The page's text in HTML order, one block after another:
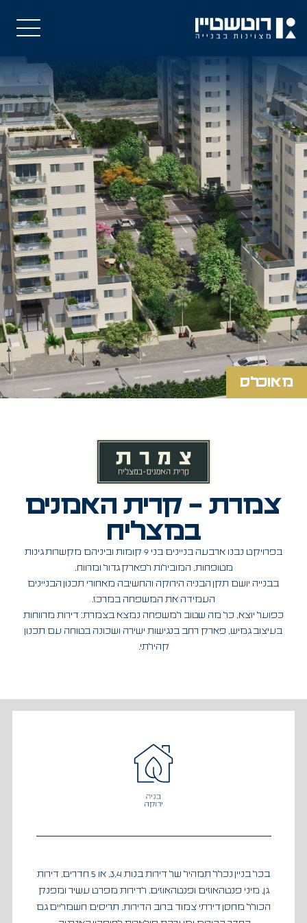
מאוכלס
צמרת – קרית האמנים
במצליח
בפרויקט נבנו ארבעה בניינים בני 9 קומות וביניהם מקשרות גינות
מטופחות, המובילות לפארק גדול ומרווח.
בבנייה יושם תקן הבניה הירוקה והחשיבה מאחורי תכנון הבניינים
העמידה את המשפחה במרכז.
כפועל יוצא, כל מה שטוב למשפחה נמצא בצמרת: דירות מרווחות
בעיצוב גמיש, פארק רחב בנגישות ישירה ושכונה בטוחה עם תכנון
קהילתי.
בכל בניין נכלל תמהיל של דירות בנות 3,4, או 5 חדרים, דירות
גן, מיני פנטהאוזים ופנטהאוזים. לדירות מפרט עשיר ומפנק
הכולל מחסן דירתי צמוד ברוב הדירות, תריסים חשמליים גם